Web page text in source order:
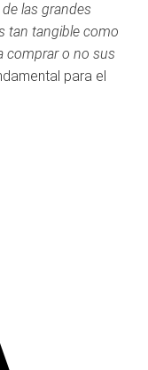
las grandes
tan tangible como
comprar o no sus
para el